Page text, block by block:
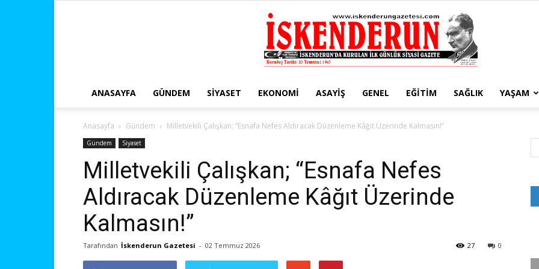
Gazetesi
ANASAYFA GÜNDEM SIYASET EKONOMI ASAYIŞ GENEL EĞITIM SAĞLIK YAŞAM
Anasayfa Gündem Milletvekili Çalışkan; “Esnafa Nefes Aldıracak Düzenleme Kâğıt Üzerinde Kalmasın!”
Gündem Siyaset
Milletvekili Çalışkan; “Esnafa Nefes
Aldıracak Düzenleme Kâğıt Üzerinde
Kalmasın!”
Tarafından İskenderun Gazetesi - 02 Temmuz 2026 0
27